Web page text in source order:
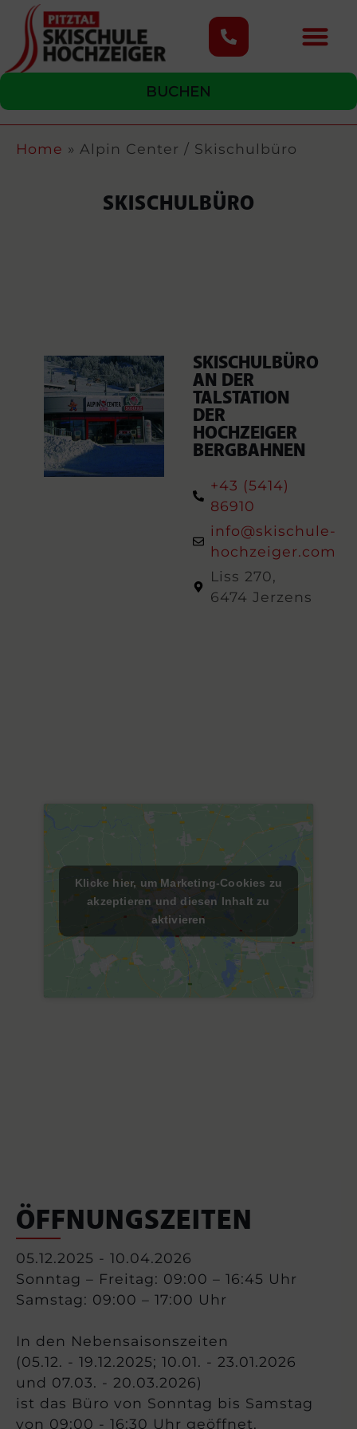
content
BUCHEN
Home » Alpin Center / Skischulbüro
SKISCHULBÜRO
SKISCHULBÜRO
AN DER
TALSTATION
DER
HOCHZEIGER
BERGBAHNEN
+43 (5414)
86910
info@skischule-
hochzeiger.com
Liss 270,
6474 Jerzens
Klicke hier, um Marketing-Cookies zu
akzeptieren und diesen Inhalt zu
aktivieren
ÖFFNUNGSZEITEN
05.12.2025 - 10.04.2026
Sonntag – Freitag: 09:00 – 16:45 Uhr
Samstag: 09:00 – 17:00 Uhr
In den Nebensaisonszeiten
(05.12. - 19.12.2025; 10.01. - 23.01.2026
und 07.03. - 20.03.2026)
ist das Büro von Sonntag bis Samstag
von 09:00 - 16:30 Uhr geöffnet.